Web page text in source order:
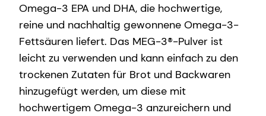
Omega-3 EPA und DHA, die hochwertige,
reine und nachhaltig gewonnene Omega-3-
Fettsäuren liefert. Das MEG-3®-Pulver ist
leicht zu verwenden und kann einfach zu den
trockenen Zutaten für Brot und Backwaren
hinzugefügt werden, um diese mit
hochwertigem Omega-3 anzureichern und